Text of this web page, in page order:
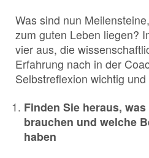
Was sind nun
zum guten Leben liegen?
vier aus, die
Erfahrung nach in der
Selbstreflexion wichtig
Finden Sie heraus,
brauchen und welche
haben